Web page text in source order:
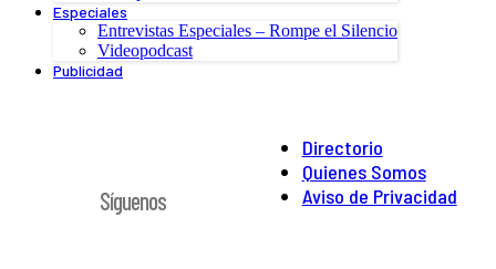
Especiales
Entrevistas Especiales – Rompe el Silencio
Videopodcast
Publicidad
Directorio
Quienes Somos
Aviso de Privacidad
Síguenos